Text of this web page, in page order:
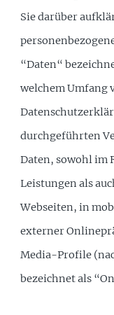
Sie darüber
“Daten“
welchem Umfang
durchgeführten
Daten, sowohl im
Leistungen als
Webseiten, in
externer
Media-Profile
bezeichnet als